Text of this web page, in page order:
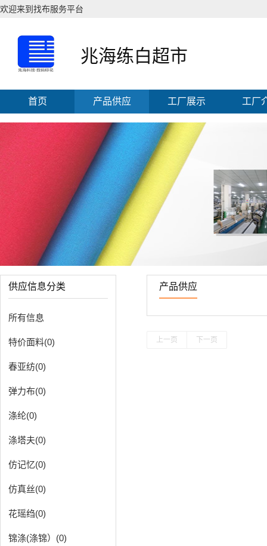
欢迎来到找布服务平台
兆海练白超市
首页 产品供应 工厂展示 工厂
供应信息分类
所有信息
特价面料(0)
春亚纺(0)
弹力布(0)
涤纶(0)
涤塔夫(0)
仿记忆(0)
仿真丝(0)
花瑶绉(0)
锦涤(涤锦）(0)
产品供应
上一页 下一页